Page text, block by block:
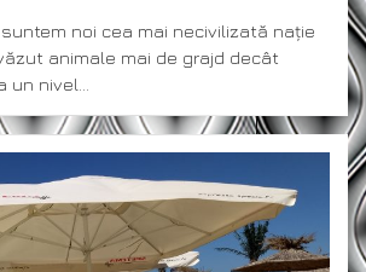
noi cea mai necivilizată nație
animale mai de grajd decât
un nivel…